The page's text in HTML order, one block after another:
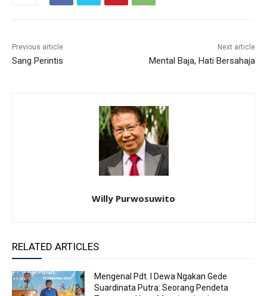
Previous article
Sang Perintis
Next article
Mental Baja, Hati Bersahaja
Willy Purwosuwito
RELATED ARTICLES
Mengenal Pdt. I Dewa Ngakan Gede
Suardinata Putra: Seorang Pendeta